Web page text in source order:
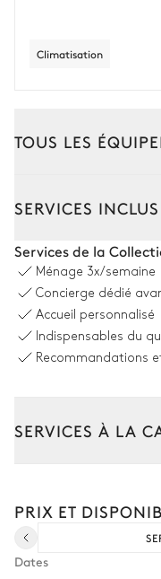
Climatisation
TOUS LES
Table
Fontaine
8 Transats
Terrasse
Table
SERVICES INCLUS
Services de la
Ménage 3x/semaine
Concierge dédié
Accueil personnalisé
Indispensables du
Recommandations
SERVICES À LA
Transfert à l'arrivée
Courses livrées
PRIX ET
Dates